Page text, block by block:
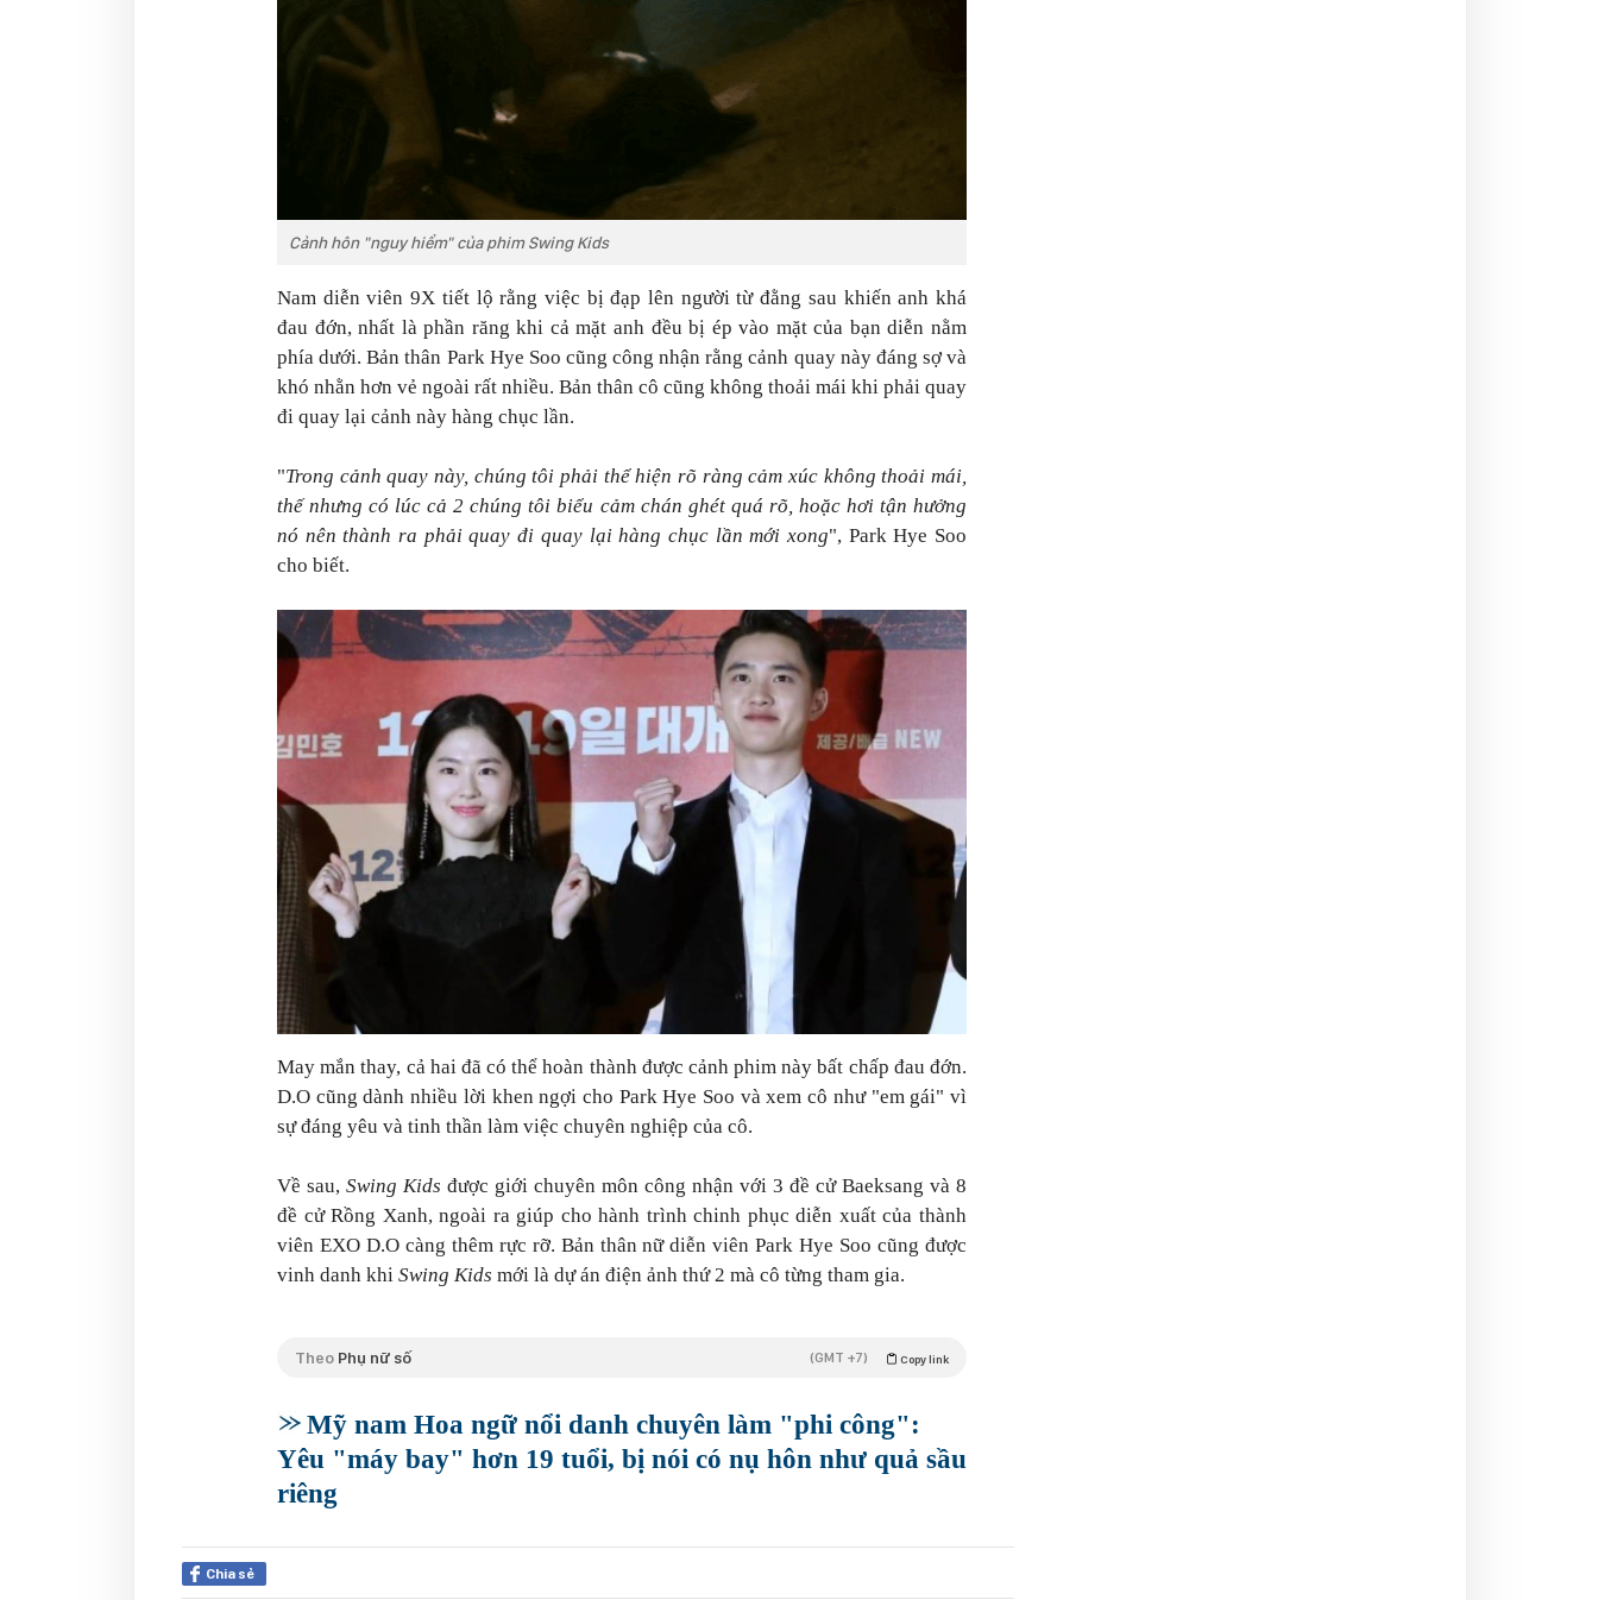
Cảnh hôn "nguy hiểm" của phim Swing Kids
Nam diễn viên 9X tiết lộ rằng việc bị đạp lên người từ đằng sau khiến anh khá
đau đớn, nhất là phần răng khi cả mặt anh đều bị ép vào mặt của bạn diễn nằm
phía dưới. Bản thân Park Hye Soo cũng công nhận rằng cảnh quay này đáng sợ và
khó nhằn hơn vẻ ngoài rất nhiều. Bản thân cô cũng không thoải mái khi phải quay
đi quay lại cảnh này hàng chục lần.
"Trong cảnh quay này, chúng tôi phải thể hiện rõ ràng cảm xúc không thoải mái,
thế nhưng có lúc cả 2 chúng tôi biểu cảm chán ghét quá rõ, hoặc hơi tận hưởng
nó nên thành ra phải quay đi quay lại hàng chục lần mới xong", Park Hye Soo
cho biết.
May mắn thay, cả hai đã có thể hoàn thành được cảnh phim này bất chấp đau đớn.
D.O cũng dành nhiều lời khen ngợi cho Park Hye Soo và xem cô như "em gái" vì
sự đáng yêu và tinh thần làm việc chuyên nghiệp của cô.
Về sau, Swing Kids được giới chuyên môn công nhận với 3 đề cử Baeksang và 8
đề cử Rồng Xanh, ngoài ra giúp cho hành trình chinh phục diễn xuất của thành
viên EXO D.O càng thêm rực rỡ. Bản thân nữ diễn viên Park Hye Soo cũng được
vinh danh khi Swing Kids mới là dự án điện ảnh thứ 2 mà cô từng tham gia.
Theo Phụ nữ số Copy link
(GMT +7)
Mỹ nam Hoa ngữ nổi danh chuyên làm "phi công":
Yêu "máy bay" hơn 19 tuổi, bị nói có nụ hôn như quả sầu
riêng
Chia sẻ